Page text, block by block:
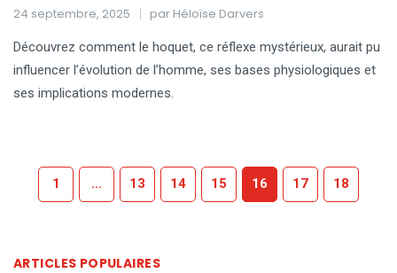
24 septembre, 2025 par Héloïse Darvers
Découvrez comment le hoquet, ce réflexe mystérieux, aurait pu
influencer l’évolution de l’homme, ses bases physiologiques et
ses implications modernes.
1 … 13 14 15 16 17 18
ARTICLES POPULAIRES